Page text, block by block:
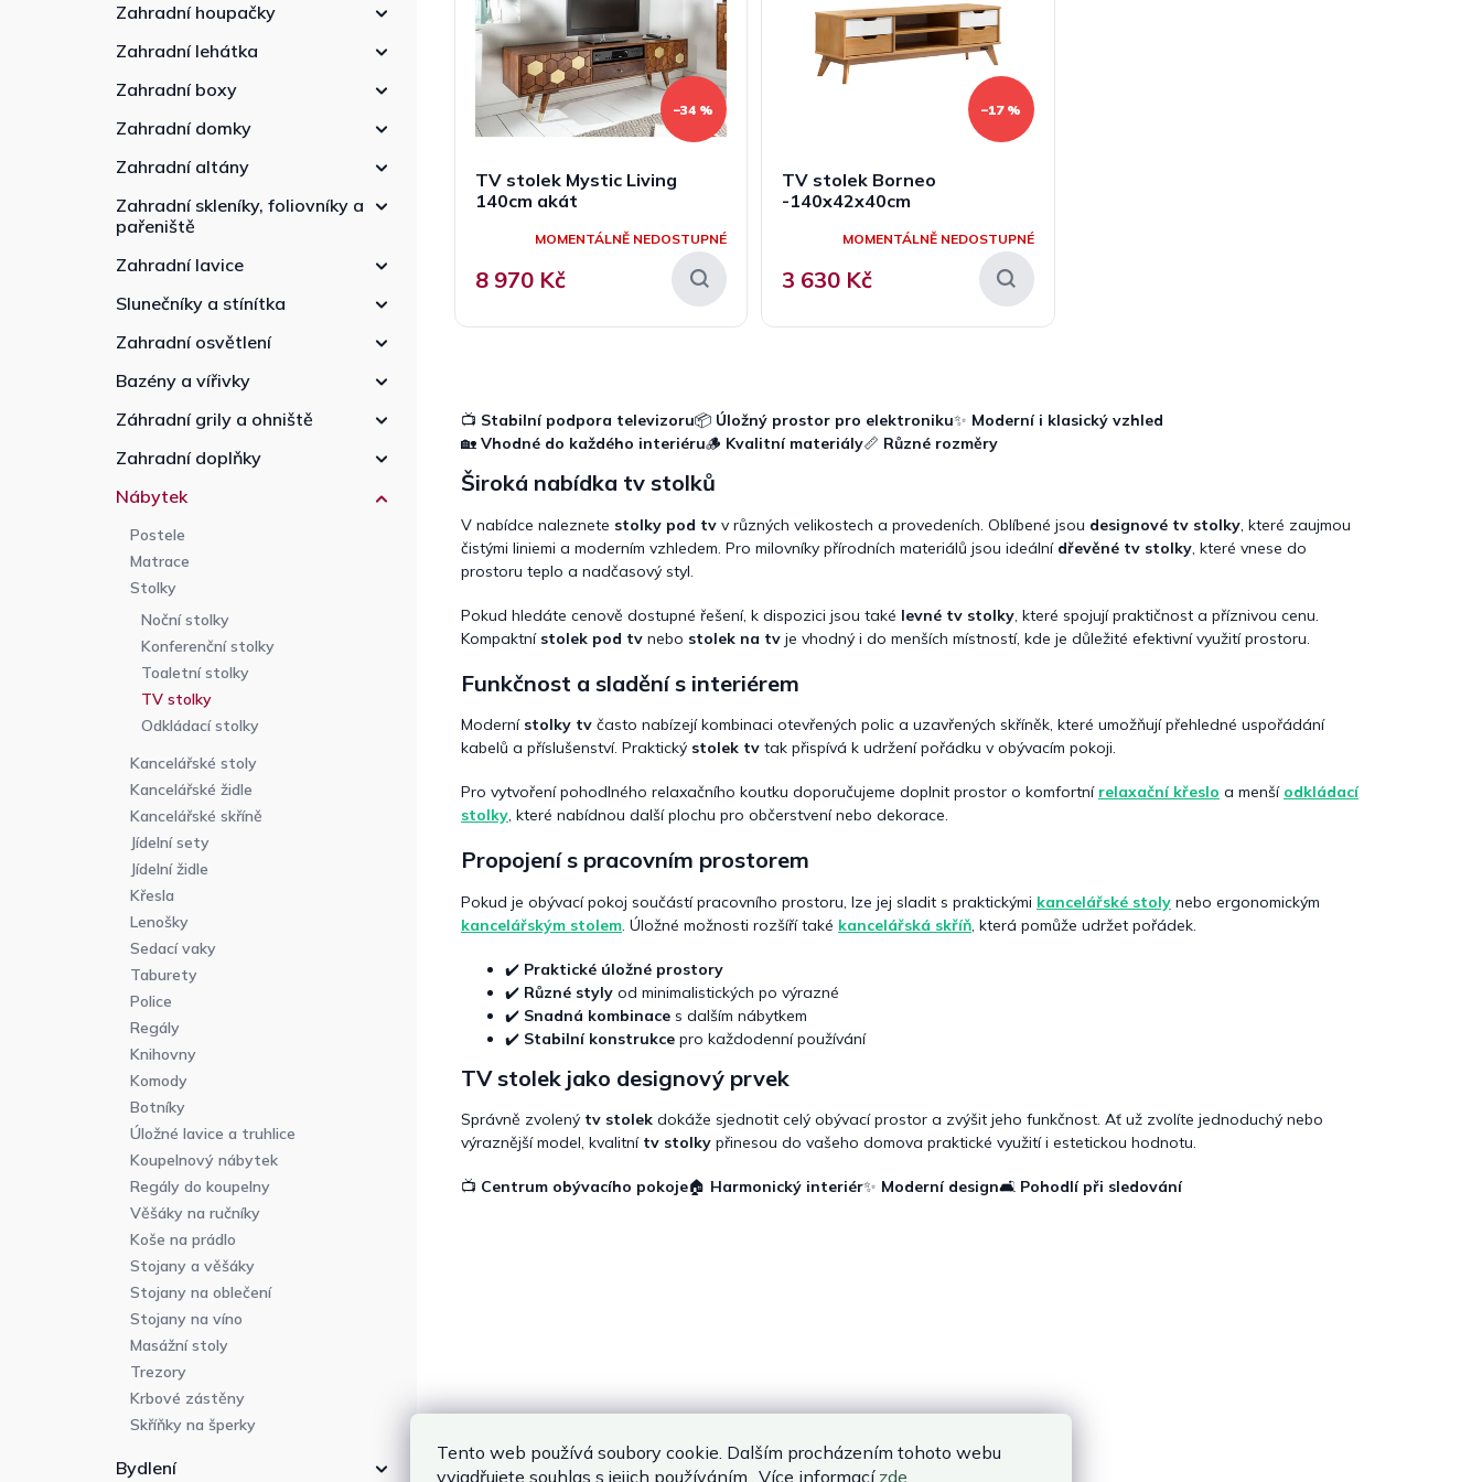
Tento web používá soubory cookie. Dalším procházením tohoto webu
vyjadřujete souhlas s jejich používáním.. Více informací zde.
Zahradní houpačky
Zahradní lehátka
Zahradní boxy
Zahradní domky
Zahradní altány
Zahradní skleníky, foliovníky a
pařeniště
Zahradní lavice
Slunečníky a stínítka
Zahradní osvětlení
Bazény a vířivky
Záhradní grily a ohniště
Zahradní doplňky
Nábytek
Postele
Matrace
Stolky
Noční stolky
Konferenční stolky
Toaletní stolky
TV stolky
Odkládací stolky
Kancelářské stoly
Kancelářské židle
Kancelářské skříně
Jídelní sety
Jídelní židle
Křesla
Lenošky
Sedací vaky
Taburety
Police
Regály
Knihovny
Komody
Botníky
Úložné lavice a truhlice
Koupelnový nábytek
Regály do koupelny
Věšáky na ručníky
Koše na prádlo
Stojany a věšáky
Stojany na oblečení
Stojany na víno
Masážní stoly
Trezory
Krbové zástěny
Skříňky na šperky
Bydlení
–34 %
TV stolek Mystic Living
140cm akát
MOMENTÁLNĚ NEDOSTUPNÉ
8 970 Kč
–17 %
TV stolek Borneo
-140x42x40cm
MOMENTÁLNĚ NEDOSTUPNÉ
3 630 Kč
l
á
d
í
p
r
y
v
s
u
📺 Stabilní podpora televizoru📦 Úložný prostor pro elektroniku✨ Moderní i klasický vzhled
🏡 Vhodné do každého interiéru🪵 Kvalitní materiály📏 Různé rozměry
Široká nabídka tv stolků
V nabídce naleznete stolky pod tv v různých velikostech a provedeních. Oblíbené jsou designové tv stolky, které zaujmou
čistými liniemi a moderním vzhledem. Pro milovníky přírodních materiálů jsou ideální dřevěné tv stolky, které vnese do
prostoru teplo a nadčasový styl.
Pokud hledáte cenově dostupné řešení, k dispozici jsou také levné tv stolky, které spojují praktičnost a příznivou cenu.
Kompaktní stolek pod tv nebo stolek na tv je vhodný i do menších místností, kde je důležité efektivní využití prostoru.
Funkčnost a sladění s interiérem
Moderní stolky tv často nabízejí kombinaci otevřených polic a uzavřených skříněk, které umožňují přehledné uspořádání
kabelů a příslušenství. Praktický stolek tv tak přispívá k udržení pořádku v obývacím pokoji.
Pro vytvoření pohodlného relaxačního koutku doporučujeme doplnit prostor o komfortní relaxační křeslo a menší odkládací
stolky, které nabídnou další plochu pro občerstvení nebo dekorace.
Propojení s pracovním prostorem
Pokud je obývací pokoj součástí pracovního prostoru, lze jej sladit s praktickými kancelářské stoly nebo ergonomickým
kancelářským stolem. Úložné možnosti rozšíří také kancelářská skříň, která pomůže udržet pořádek.
✔️ Praktické úložné prostory
✔️ Různé styly od minimalistických po výrazné
✔️ Snadná kombinace s dalším nábytkem
✔️ Stabilní konstrukce pro každodenní používání
TV stolek jako designový prvek
Správně zvolený tv stolek dokáže sjednotit celý obývací prostor a zvýšit jeho funkčnost. Ať už zvolíte jednoduchý nebo
výraznější model, kvalitní tv stolky přinesou do vašeho domova praktické využití i estetickou hodnotu.
📺 Centrum obývacího pokoje🏠 Harmonický interiér✨ Moderní design🛋️ Pohodlí při sledování